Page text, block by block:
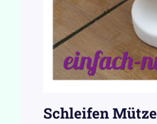
Schleifen Mütze